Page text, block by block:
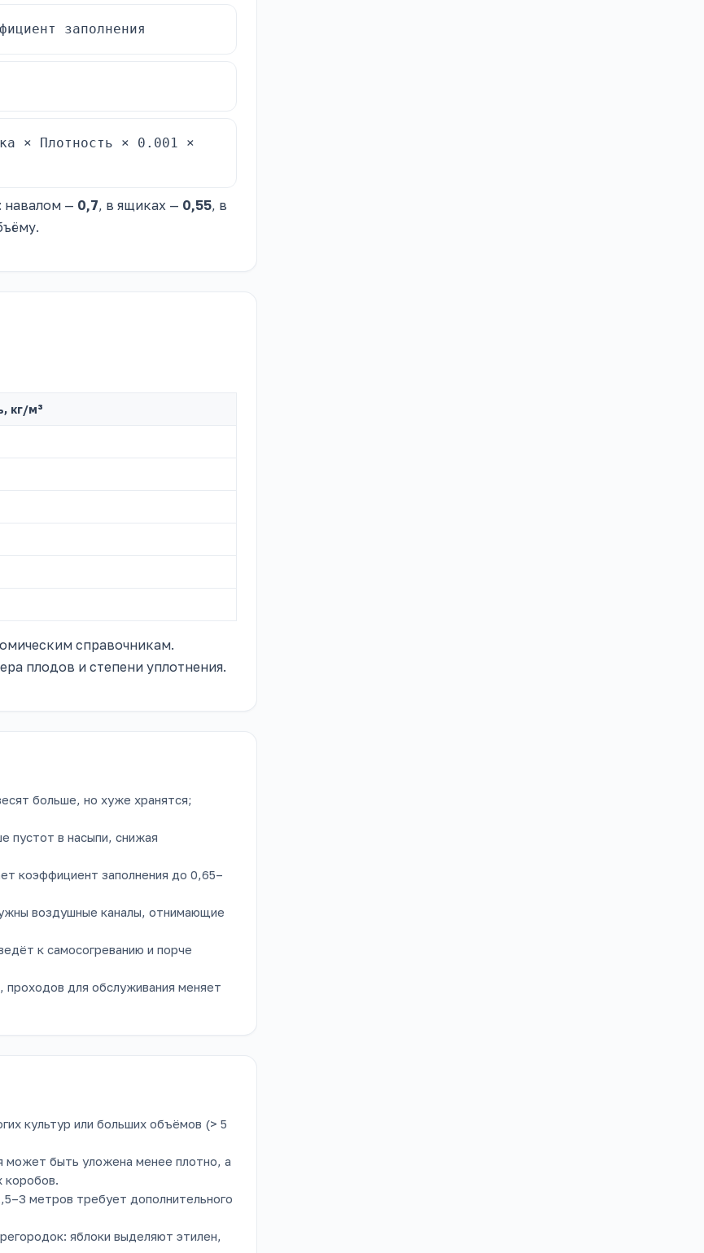
заполнения
× Плотность × 0.001 ×
навалом — 0,7, в ящиках — 0,55, в
кг/м³
справочникам.
плодов и степени уплотнения.
больше, но хуже хранятся;
пустот в насыпи, снижая
коэффициент заполнения до 0,65–
воздушные каналы, отнимающие
к самосогреванию и порче
проходов для обслуживания меняет
культур или больших объёмов (> 5
может быть уложена менее плотно, а
коробов.
метров требует дополнительного
яблоки выделяют этилен,